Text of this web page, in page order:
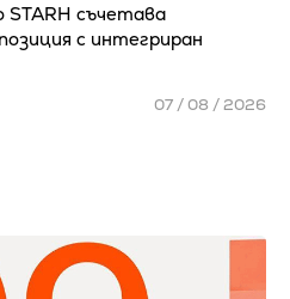
съчетава
с интегриран
07 / 08 / 2026